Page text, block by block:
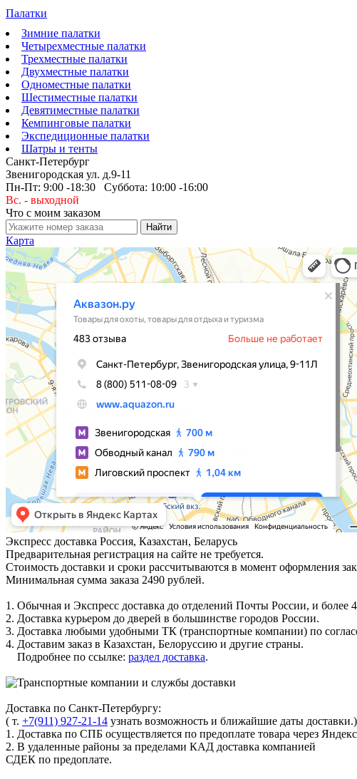
Палатки
Зимние палатки
Четырехместные палатки
Трехместные палатки
Двухместные палатки
Одноместные палатки
Шестиместные палатки
Девятиместные палатки
Кемпинговые палатки
Экспедиционные палатки
Шатры и тенты
Санкт-Петербург
Звенигородская ул. д.9-11
Пн-Пт: 9:00 -18:30 Суббота: 10:00 -16:00
Вс. - выходной
Что с моим заказом
Карта
Экспресс доставка Россия, Казахстан, Беларусь
Предварительная регистрация на сайте не требуется.
Стоимость доставки и сроки рассчитываются в момент оформления
Минимальная сумма заказа 2490 рублей.
1. Обычная и Экспресс доставка до отделений Почты России, и более
2. Доставка курьером до дверей в большинстве городов России.
3. Доставка любыми удобными ТК (транспортные компании) по
4. Доставим заказ в Казахстан, Белоруссию и другие страны.
Подробнее по ссылке: раздел доставка.
Доставка по Санкт-Петербургу:
( т. +7(911) 927-21-14 узнать возможность и ближайшие даты доставки.)
1. Доставка по СПБ осуществляется по предоплате товара через
2. В удаленные районы за пределами КАД доставка компанией
СДЕК по предоплате.